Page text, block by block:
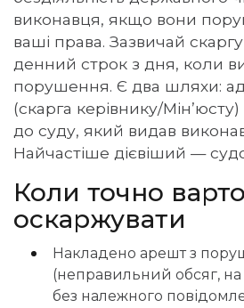
виконавця, якщо вони
ваші права. Зазвичай
денний строк з дня, коли
порушення. Є два шляхи:
(скарга керівнику/
до суду, який видав
Найчастіше дієвіший —
Коли точно варто
оскаржувати
Накладено арешт з
(неправильний обсяг, на
без належного